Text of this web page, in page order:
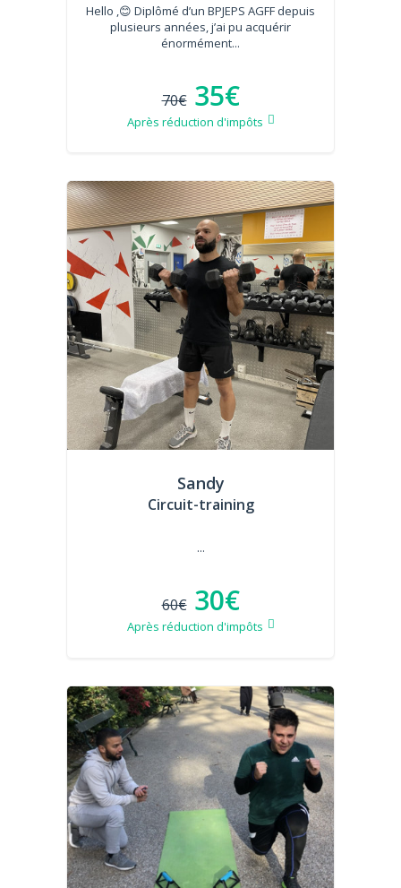
Hello ,😊 Diplômé d’un BPJEPS AGFF depuis
plusieurs années, j’ai pu acquérir
énormément...
70€ 35€
Après réduction d'impôts
Sandy
Circuit-training
...
60€ 30€
Après réduction d'impôts